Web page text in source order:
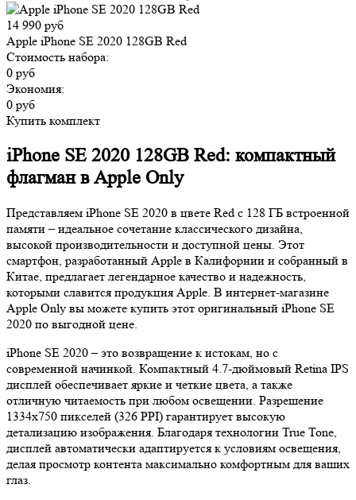
14 990 руб
Apple iPhone SE 2020 128GB Red
Стоимость набора:
0 руб
Экономия:
0 руб
Купить комплект
iPhone SE 2020 128GB Red: компактный
флагман в Apple Only
Представляем iPhone SE 2020 в цвете Red с 128 ГБ встроенной
памяти – идеальное сочетание классического дизайна,
высокой производительности и доступной цены. Этот
смартфон, разработанный Apple в Калифорнии и собранный в
Китае, предлагает легендарное качество и надежность,
которыми славится продукция Apple. В интернет-магазине
Apple Only вы можете купить этот оригинальный iPhone SE
2020 по выгодной цене.
iPhone SE 2020 – это возвращение к истокам, но с
современной начинкой. Компактный 4.7-дюймовый Retina IPS
дисплей обеспечивает яркие и четкие цвета, а также
отличную читаемость при любом освещении. Разрешение
1334x750 пикселей (326 PPI) гарантирует высокую
детализацию изображения. Благодаря технологии True Tone,
дисплей автоматически адаптируется к условиям освещения,
делая просмотр контента максимально комфортным для ваших
глаз.